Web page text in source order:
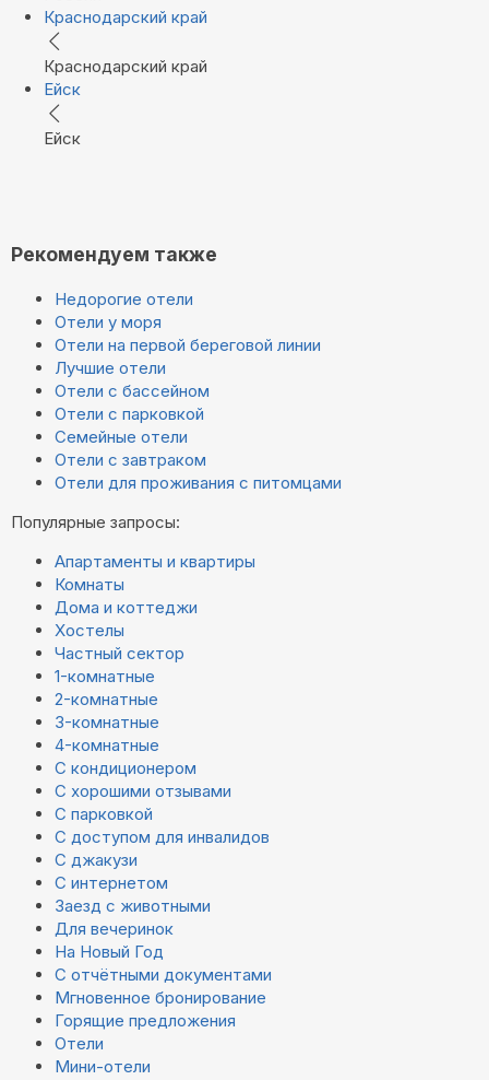
Краснодарский край
Краснодарский край
Ейск
Ейск
Рекомендуем также
Недорогие отели
Отели у моря
Отели на первой береговой линии
Лучшие отели
Отели с бассейном
Отели с парковкой
Семейные отели
Отели с завтраком
Отели для проживания с питомцами
Популярные запросы:
Апартаменты и квартиры
Комнаты
Дома и коттеджи
Хостелы
Частный сектор
1-комнатные
2-комнатные
3-комнатные
4-комнатные
С кондиционером
С хорошими отзывами
С парковкой
С доступом для инвалидов
С джакузи
С интернетом
Заезд с животными
Для вечеринок
На Новый Год
С отчётными документами
Мгновенное бронирование
Горящие предложения
Отели
Мини-отели